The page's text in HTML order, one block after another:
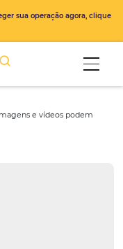
proteger sua operação